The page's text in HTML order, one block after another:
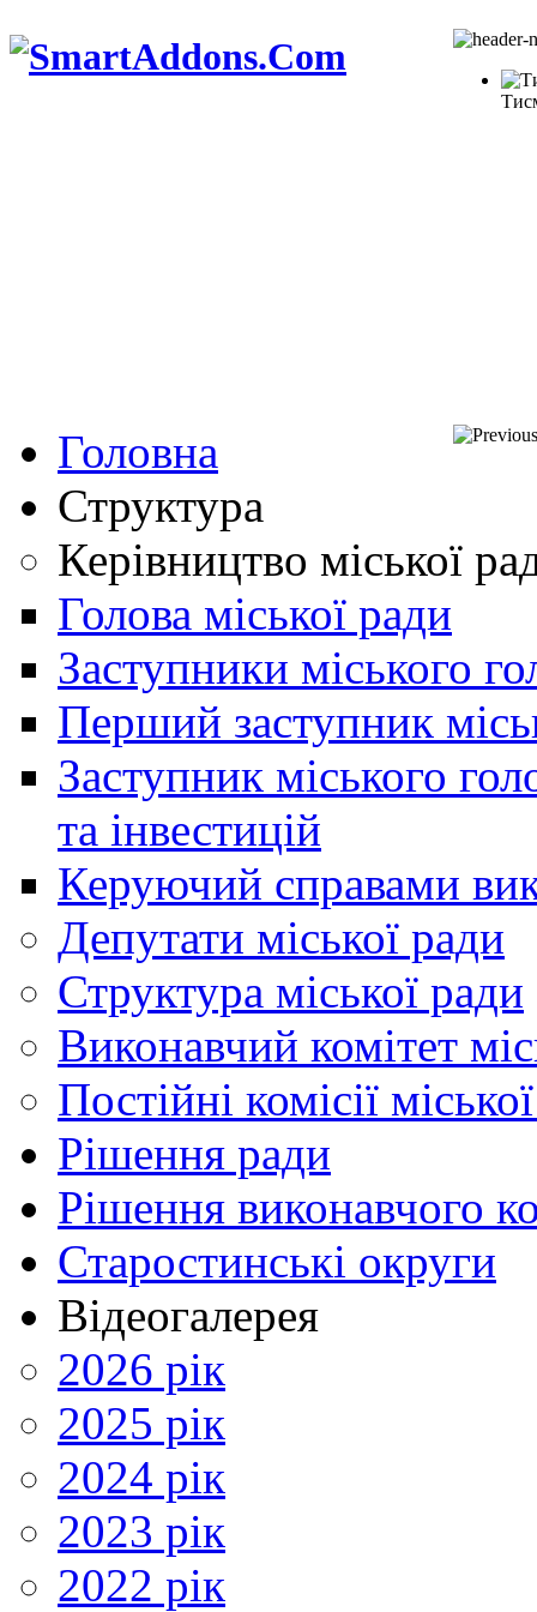
Головна
Структура
Керівництво міської
Голова міської ради
Заступники міського
Перший заступник
Заступник міського
та інвестицій
Керуючий справами
Депутати міської ради
Структура міської ради
Виконавчий комітет
Постійні комісії
Рішення ради
Рішення виконавчого
Старостинські округи
Відеогалерея
2026 рік
2025 рік
2024 рік
2023 рік
2022 рік